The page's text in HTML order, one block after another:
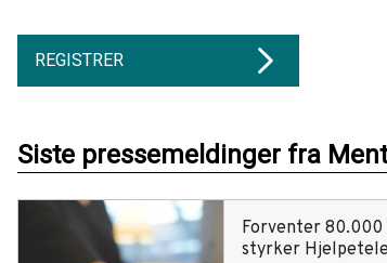
REGISTRER
Siste pressemeldinger fra
Forventer 80.000
styrker